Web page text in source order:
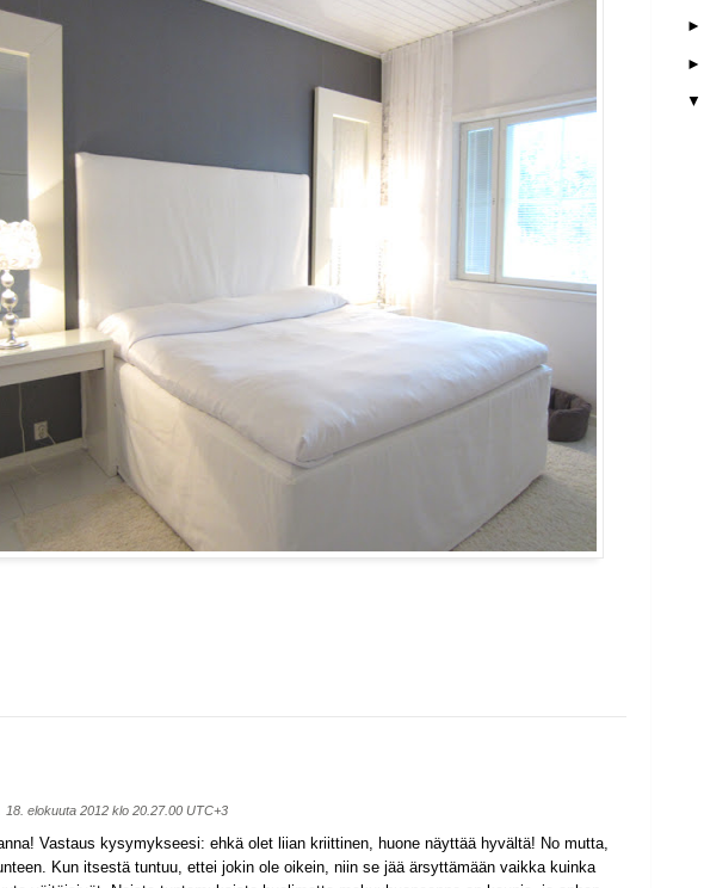
18. elokuuta 2012 klo 20.27.00 UTC+3
Vastaus kysymykseesi: ehkä olet liian kriittinen, huone näyttää hyvältä! No mutta,
Kun itsestä tuntuu, ettei jokin ole oikein, niin se jää ärsyttämään vaikka kuinka
►
►
▼